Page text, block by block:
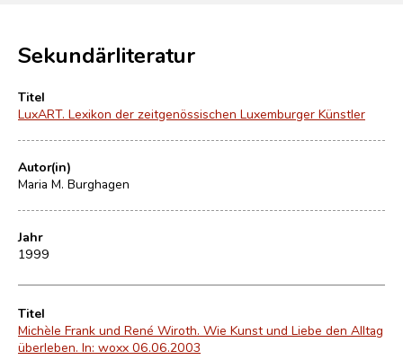
Sekundärliteratur
Titel
LuxART. Lexikon der zeitgenössischen Luxemburger Künstler
Autor(in)
Maria M. Burghagen
Jahr
1999
Titel
Michèle Frank und René Wiroth. Wie Kunst und Liebe den Alltag
überleben. In: woxx 06.06.2003